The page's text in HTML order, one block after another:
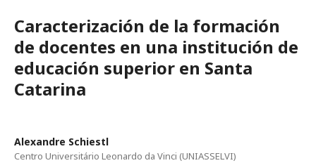
Caracterización de la formación
de docentes en una institución de
educación superior en Santa
Catarina
Alexandre Schiestl
Centro Universitário Leonardo da Vinci (UNIASSELVI)